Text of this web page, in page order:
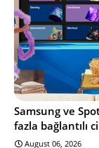
Samsung ve
fazla bağlantılı
August 06, 2026